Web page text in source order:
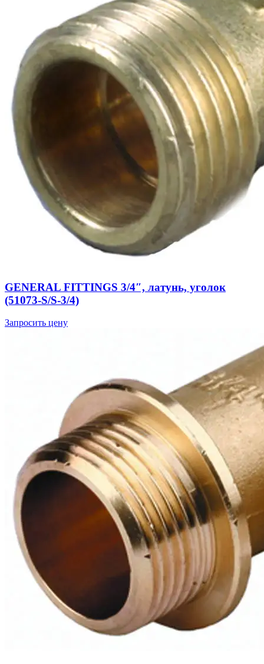
GENERAL FITTINGS 3/4″, латунь, уголок
(51073-S/S-3/4)
Запросить цену